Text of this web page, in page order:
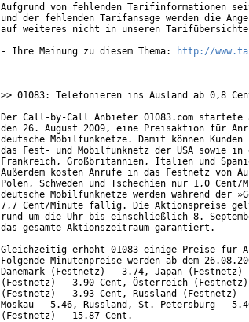
Aufgrund von fehlenden Tarifinformationen
und der fehlenden Tarifansage werden die
auf weiteres nicht in unseren
- Ihre Meinung zu diesem Thema:
http://
>> 01083: Telefonieren ins Ausland ab 0,8
Der Call-by-Call Anbieter 01083.com startete
den 26. August 2009, eine Preisaktion für
deutsche Mobilfunknetze. Damit können
das Fest- und Mobilfunknetz der USA sowie
Frankreich, Großbritannien, Italien und
Außerdem kosten Anrufe in das Festnetz von
Polen, Schweden und Tschechien nur 1,0
deutsche Mobilfunknetze werden während der
7,7 Cent/Minute fällig. Die Aktionspreise
rund um die Uhr bis einschließlich 8.
das gesamte Aktionszeitraum
Gleichzeitig erhöht 01083 einige Preise für
Folgende Minutenpreise werden ab dem
Dänemark (Festnetz) - 3.74, Japan (Festnetz)
(Festnetz) - 3.90 Cent, Österreich
(Festnetz) - 3.93 Cent, Russland (Festnetz)
Moskau - 5.46, Russland, St. Petersburg -
(Festnetz) - 15.87 Cent.